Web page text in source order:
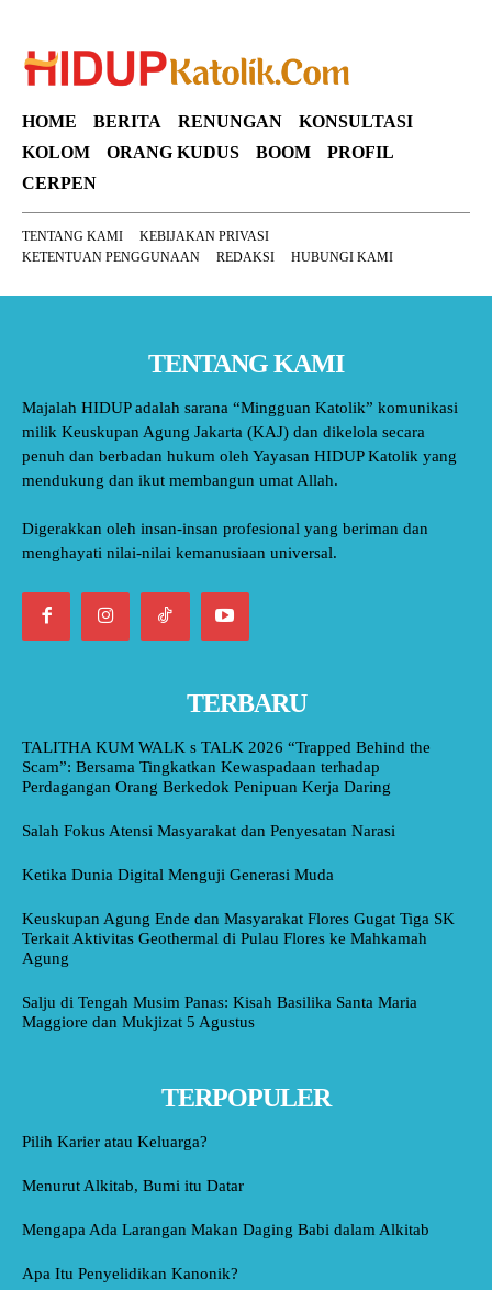
HOME BERITA RENUNGAN
KONSULTASI
KOLOM
ORANG KUDUS BOOM
PROFIL
CERPEN
TENTANG KAMI
KEBIJAKAN PRIVASI
KETENTUAN PENGGUNAAN
REDAKSI HUBUNGI KAMI
TENTANG KAMI
Majalah HIDUP adalah sarana “Mingguan Katolik” komunikasi
milik Keuskupan Agung Jakarta (KAJ) dan dikelola secara
penuh dan berbadan hukum oleh Yayasan HIDUP Katolik yang
mendukung dan ikut membangun umat Allah.
Digerakkan oleh insan-insan profesional yang beriman dan
menghayati nilai-nilai kemanusiaan universal.
TERBARU
TALITHA KUM WALK s TALK 2026 “Trapped Behind the
Scam”: Bersama Tingkatkan Kewaspadaan terhadap
Perdagangan Orang Berkedok Penipuan Kerja Daring
Salah Fokus Atensi Masyarakat dan Penyesatan Narasi
Ketika Dunia Digital Menguji Generasi Muda
Keuskupan Agung Ende dan Masyarakat Flores Gugat Tiga SK
Terkait Aktivitas Geothermal di Pulau Flores ke Mahkamah
Agung
Salju di Tengah Musim Panas: Kisah Basilika Santa Maria
Maggiore dan Mukjizat 5 Agustus
TERPOPULER
Pilih Karier atau Keluarga?
Menurut Alkitab, Bumi itu Datar
Mengapa Ada Larangan Makan Daging Babi dalam Alkitab
Apa Itu Penyelidikan Kanonik?